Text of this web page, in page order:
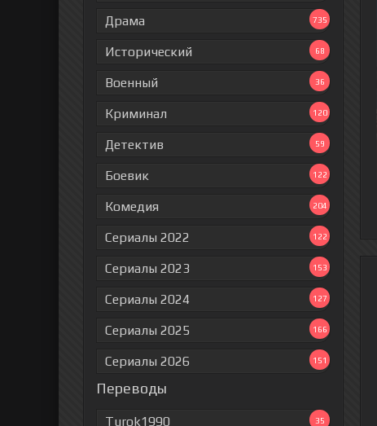
Драма 735
Исторический 68
Военный 36
Криминал 120
Детектив 59
Боевик 122
Комедия 204
Сериалы 2022 122
Сериалы 2023 153
Сериалы 2024 127
Сериалы 2025 166
Сериалы 2026 151
Переводы
Turok1990 35